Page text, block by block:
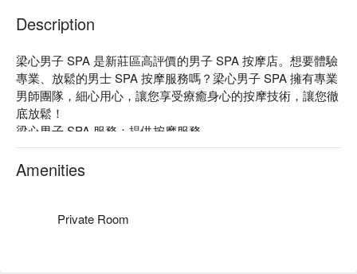
Description
梁心男子 SPA 是新莊區高評價的男子 SPA 按摩店。想要體驗
專業、放鬆的男士 SPA 按摩服務嗎？梁心男子 SPA 擁有專業
男師團隊，細心用心，讓您享受療癒身心的按摩技術，讓您徹
底放鬆！
梁心男子 SPA 服務：提供按摩服務。
梁心男子 SPA 推薦：獨立包廂環境高雅、舒適，讓您感受城
市中的片刻寧靜。想要體驗專屬於您的放鬆時光，趕緊來 梁
惠立刻查看 ⬇︎
Amenities
Private Room